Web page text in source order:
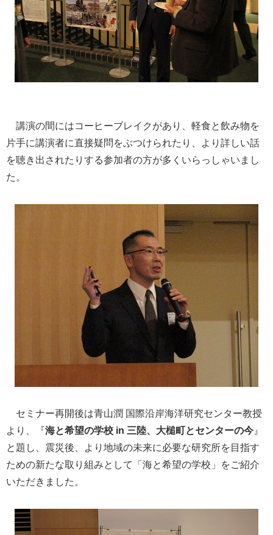
講演の間にはコーヒーブレイクがあり、軽食と飲み物を
片手に講演者に直接疑問をぶつけられたり、より詳しい話
を聴き出されたりする参加者の方が多くいらっしゃいまし
た。
セミナー再開後は青山潤 国際沿岸海洋研究センター教授
より、『海と希望の学校 in 三陸、大槌町とセンターの今 』
と題し、震災後、より地域の未来に必要な研究所を目指す
ための新たな取り組みとして「海と希望の学校」をご紹介
いただきました。